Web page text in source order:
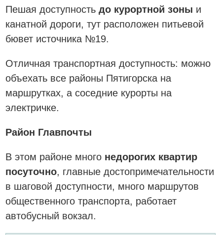
Пешая доступностьдо курортной зоны и
канатной дороги, тут расположен питьевой
бювет источника №19.
Отличная транспортная доступность: можно
объехать все районы Пятигорска на
маршрутках, а соседние курорты на
электричке.
Район Главпочты
В этом районе много недорогих квартир
посуточно, главные достопримечательности
в шаговой доступности, много маршрутов
общественного транспорта, работает
автобусный вокзал.